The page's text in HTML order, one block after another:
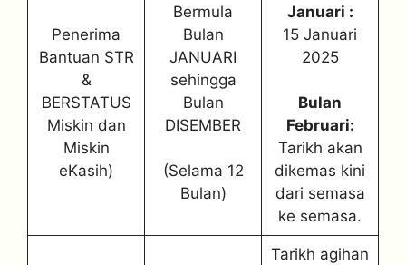
Penerima
Bantuan STR
&
BERSTATUS
Miskin dan
Miskin
eKasih)
Bermula
Bulan
JANUARI
sehingga
Bulan
DISEMBER
(Selama 12
Bulan)
Januari :
15 Januari
2025
Bulan
Februari:
Tarikh akan
dikemas kini
dari semasa
ke semasa.
Tarikh agihan